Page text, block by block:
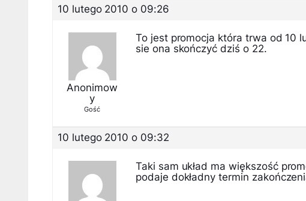
10 lutego 2010 o 09:26
Anonimow
y
Gość
To jest promocja która trwa od 10
sie ona skończyć dziś o 22.
10 lutego 2010 o 09:32
Taki sam układ ma większość
podaje dokładny termin